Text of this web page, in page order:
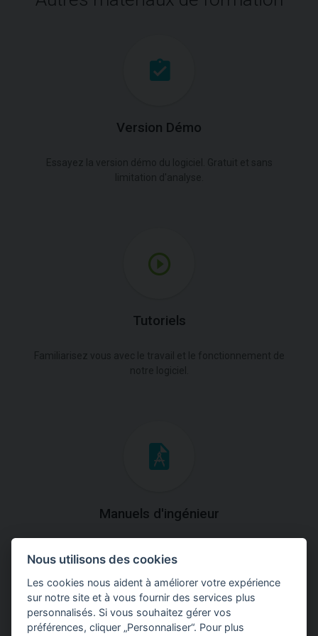
Version Démo
Tutoriels
Manuels d'ingénieur
théoriques et pratiques du fonctionnement des
programmes.
Nous utilisons des cookies
Les cookies nous aident à améliorer votre expérience
sur notre site et à vous fournir des services plus
personnalisés. Si vous souhaitez gérer vos
préférences, cliquer „Personnaliser“. Pour plus